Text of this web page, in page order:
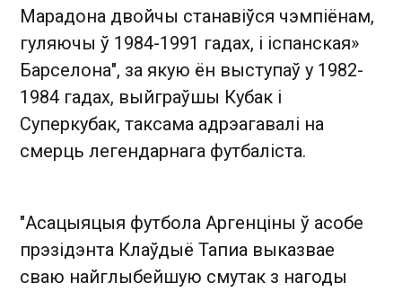
Марадона двойчы станавіўся чэмпіёнам,
гуляючы ў 1984-1991 гадах, і іспанская»
Барселона", за якую ён выступаў у 1982-
1984 гадах, выйграўшы Кубак і
Суперкубак, таксама адрэагавалі на
смерць легендарнага футбаліста.
"Асацыяцыя футбола Аргенціны ў асобе
прэзідэнта Клаўдыё Тапиа выказвае
сваю найглыбейшую смутак з нагоды